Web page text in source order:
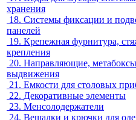
хранения
18. Системы фиксации и
панелей
19. Крепежная фурнитура,
крепления
20. Направляющие,
выдвижения
21. Емкости для столовых
22. Декоративные элементы
23. Менсолодержатели
24. Вешалки и крючки для